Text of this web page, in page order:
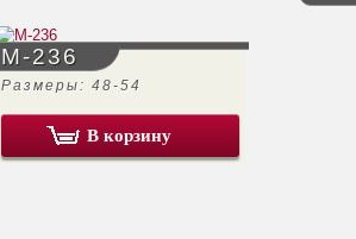
М-236
Размеры: 48-54
В корзину